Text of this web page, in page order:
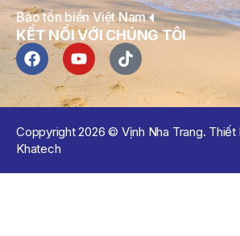
Bảo tồn biển Việt Nam
KẾT NỐI VỚI CHÚNG TÔI
Coppyright 2026 © Vịnh Nha Trang.
Khatech